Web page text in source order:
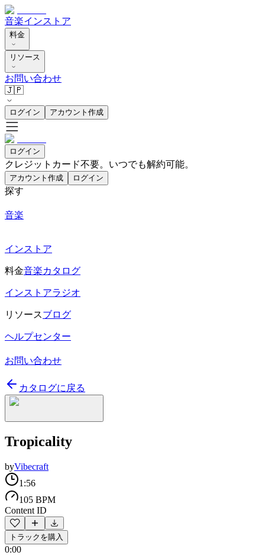
音楽インストア
料金
リソース
お問い合わせ
🇯🇵
ログイン アカウント作成
ログイン
クレジットカード不要。いつでも解約可能。
アカウント作成 ログイン
探す
音楽
インストア
料金音楽カタログ
インストアラジオ
リソースブログ
ヘルプセンター
お問い合わせ
カタログに戻る
Tropicality
byVibecraft
1:56
105 BPM
Content ID
トラックを購入
0:00